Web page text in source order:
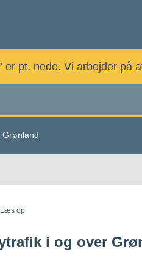
pt. nede. Vi arbejder på
Grønland
Læs op
i og over